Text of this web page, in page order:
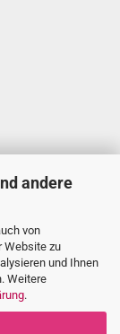
andere
von
Website zu
und Ihnen
Weitere
.